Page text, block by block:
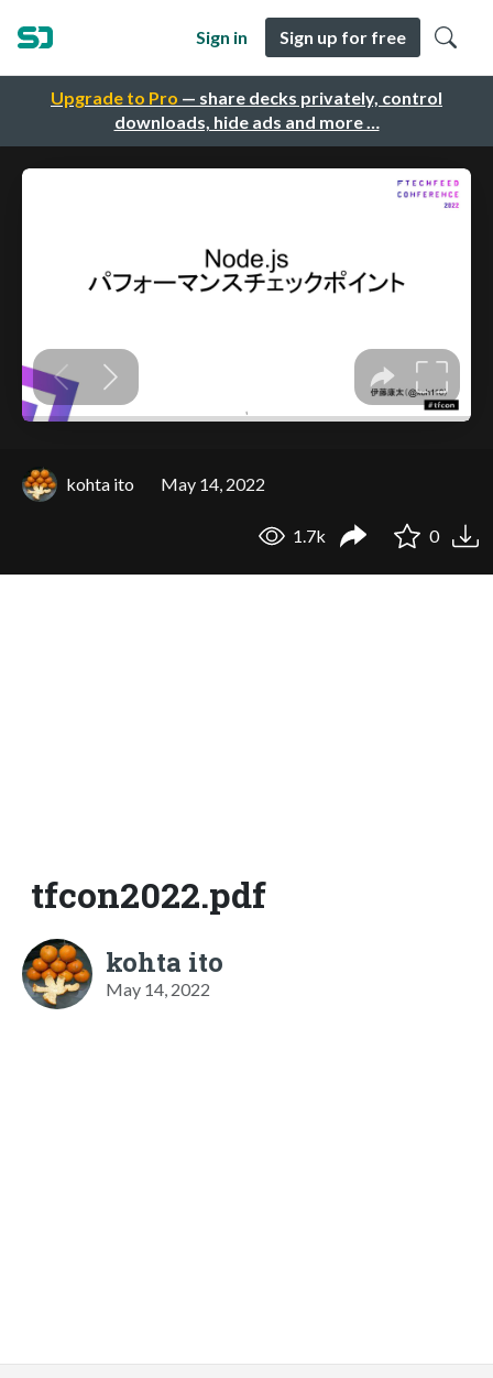
Upgrade to Pro — share decks privately, control
downloads, hide ads and more …
Sign in Sign up for free
kohta ito May 14, 2022
1.7k 0
tfcon2022.pdf
kohta ito
May 14, 2022